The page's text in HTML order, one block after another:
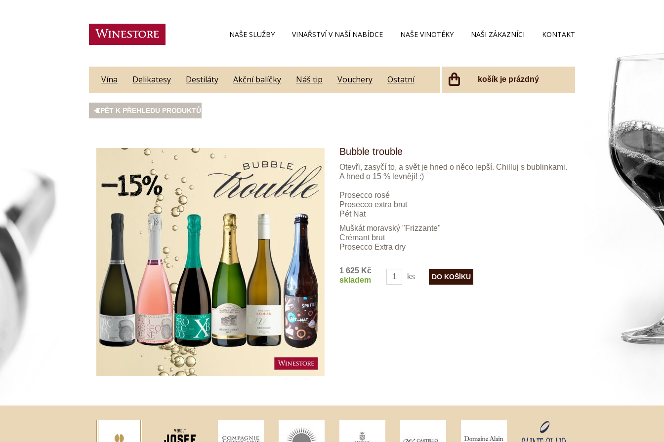
NAŠE SLUŽBY VINAŘSTVÍ V NAŠÍ NABÍDCE NAŠE VINOTÉKY NAŠI ZÁKAZNÍCI KONTAKT
Vína Delikatesy Destiláty Akční balíčky Náš tip Vouchery Ostatní košík je prázdný
ZPĚT K PŘEHLEDU PRODUKTŮ
Bubble trouble
Otevři, zasyčí to, a svět je hned o něco lepší. Chilluj s bublinkami.
A hned o 15 % levněji! :)
Prosecco rosé
Prosecco extra brut
Pét Nat
Muškát moravský "Frizzante"
Crémant brut
Prosecco Extra dry
1 625 Kč
skladem
ks